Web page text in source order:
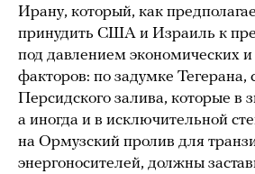
Ирану, который, как
принудить США и Израиль к
под давлением экономических
факторов: по задумке Тегерана,
Персидского залива, которые в
а иногда и в исключительной
на Ормузский пролив для
энергоносителей, должны